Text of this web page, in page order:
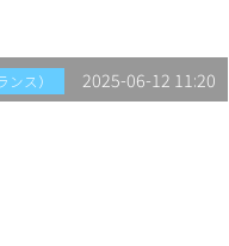
ンス） 2025-06-12 11:20